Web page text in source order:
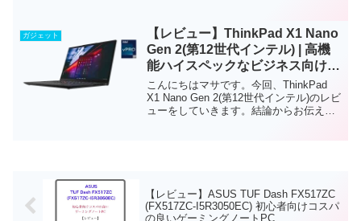
製品は問題なく利用できます。また、
こ...
ガジェット
【レビュー】ThinkPad X1 Nano
Gen 2(第12世代インテル) | 高機
能ハイスペックなビジネス向けノ
ートPC
こんにちはマサです。今回、ThinkPad
X1 Nano Gen 2(第12世代インテル)のレビ
ューをしていきます。結論からお伝えす
【レビュー】ASUS TUF Dash FX517ZC
(FX517ZC-I5R3050EC) 初心者向けコスパ
の良いゲーミングノートPC